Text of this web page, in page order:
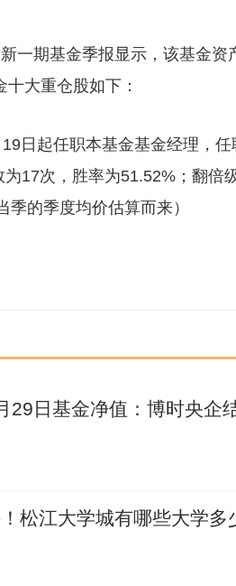
一期基金季报显示，该基金资
大重仓股如下：
日起任职本基金基金经理，
17次，胜率为51.52%；翻倍
的季度均价估算而来）
29日基金净值：博时央企
，涨0.41%
松江大学城有哪些大学多